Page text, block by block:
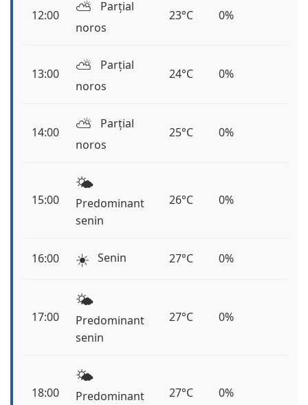
12:00 ⛅️
Parțial
noros
23°C 0%
13:00 ⛅️
Parțial
noros
24°C 0%
14:00 ⛅️
Parțial
noros
25°C 0%
15:00
🌤️
Predominant
senin
26°C 0%
16:00 ☀️ Senin 27°C 0%
17:00
🌤️
Predominant
senin
27°C 0%
18:00
🌤️
Predominant
27°C 0%